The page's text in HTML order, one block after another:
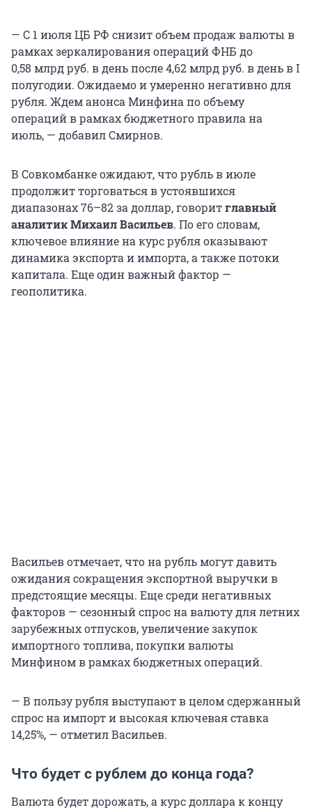
— С 1 июля ЦБ РФ снизит объем продаж валюты в
рамках зеркалирования операций ФНБ до
0,58 млрд руб. в день после 4,62 млрд руб. в день в I
полугодии. Ожидаемо и умеренно негативно для
рубля. Ждем анонса Минфина по объему
операций в рамках бюджетного правила на
июль, — добавил Смирнов.
В Совкомбанке ожидают, что рубль в июле
продолжит торговаться в устоявшихся
диапазонах 76–82 за доллар, говоритглавный
аналитик Михаил Васильев. По его словам,
ключевое влияние на курс рубля оказывают
динамика экспорта и импорта, а также потоки
капитала. Еще один важный фактор —
геополитика.
Васильев отмечает, что на рубль могут давить
ожидания сокращения экспортной выручки в
предстоящие месяцы. Еще среди негативных
факторов — сезонный спрос на валюту для летних
зарубежных отпусков, увеличение закупок
импортного топлива, покупки валюты
Минфином в рамках бюджетных операций.
— В пользу рубля выступают в целом сдержанный
спрос на импорт и высокая ключевая ставка
14,25%, — отметил Васильев.
Что будет с рублем до конца года?
Валюта будет дорожать, а курс доллара к концу